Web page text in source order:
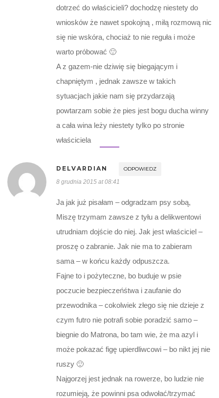
dotrzeć do właścicieli? dochodzę niestety do
wniosków że nawet spokojną , miłą rozmową nic
się nie wskóra, chociaż to nie reguła i może
warto próbować 🙂
A z gazem-nie dziwię się biegającym i
chapniętym , jednak zawsze w takich
sytuacjach jakie nam się przydarzają
powtarzam sobie że pies jest bogu ducha winny
a cała wina leży niestety tylko po stronie
właściciela
DELVARDIAN ODPOWIEDZ
8 grudnia 2015 at 08:41
Ja jak już pisałam – odgradzam psy sobą,
Miszę trzymam zawsze z tyłu a delikwentowi
utrudniam dojście do niej. Jak jest właściciel –
proszę o zabranie. Jak nie ma to zabieram
sama – w końcu każdy odpuszcza.
Fajne to i pożyteczne, bo buduje w psie
poczucie bezpieczeńśtwa i zaufanie do
przewodnika – cokolwiek złego się nie dzieje z
czym futro nie potrafi sobie poradzić samo –
biegnie do Matrona, bo tam wie, że ma azyl i
może pokazać figę upierdliwcowi – bo nikt jej nie
ruszy 🙂
Najgorzej jest jednak na rowerze, bo ludzie nie
rozumieją, że powinni psa odwołać/trzymać